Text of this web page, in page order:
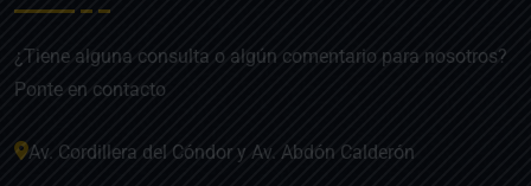
¿Tiene alguna consulta o algún comentario para nosotros?
Ponte en contacto
Av. Cordillera del Cóndor y Av. Abdón Calderón